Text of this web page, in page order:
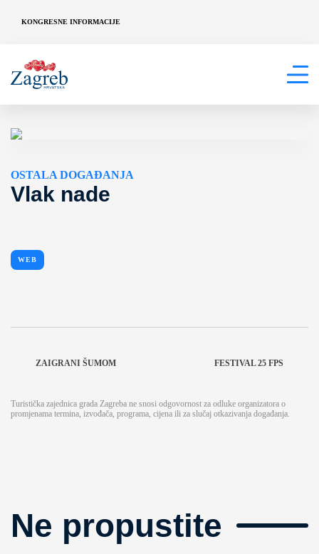
KONGRESNE INFORMACIJE
OSTALA DOGAĐANJA
Vlak nade
WEB
ZAIGRANI ŠUMOM FESTIVAL 25 FPS
Turistička zajednica grada Zagreba ne snosi odgovornost za odluke organizatora o
promjenama termina, izvođača, programa, cijena ili za slučaj otkazivanja događanja.
Ne propustite